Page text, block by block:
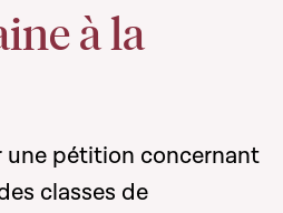
à la
pétition concernant
classes de